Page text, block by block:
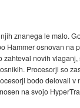
znanega le malo.
Hammer osnovan na
novih
Procesorji so
bodo delovali
na svojo